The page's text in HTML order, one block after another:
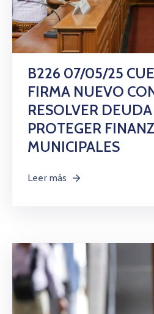
Directorio
Citas
B226 07/05/25
FIRMA NUEVO
RESOLVER
PROTEGER
MUNICIPALES
Leer más